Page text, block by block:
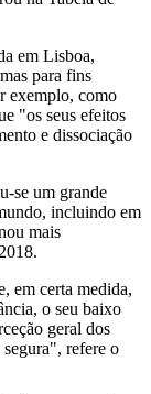
em Lisboa,
para fins
exemplo, como
"os seus efeitos
e dissociação
se um grande
incluindo em
mais
em certa medida,
o seu baixo
geral dos
refere o